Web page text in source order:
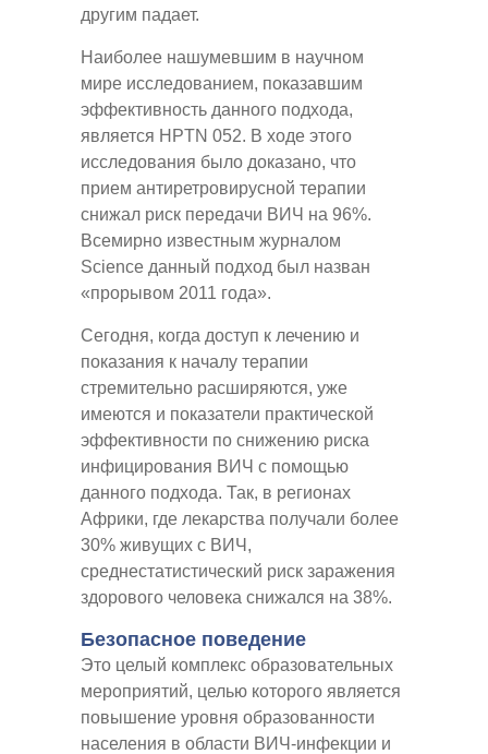
другим падает.
Наиболее нашумевшим в научном
мире исследованием, показавшим
эффективность данного подхода,
является HPTN 052. В ходе этого
исследования было доказано, что
прием антиретровирусной терапии
снижал риск передачи ВИЧ на 96%.
Всемирно известным журналом
Science данный подход был назван
«прорывом 2011 года».
Сегодня, когда доступ к лечению и
показания к началу терапии
стремительно расширяются, уже
имеются и показатели практической
эффективности по снижению риска
инфицирования ВИЧ с помощью
данного подхода. Так, в регионах
Африки, где лекарства получали более
30% живущих с ВИЧ,
среднестатистический риск заражения
здорового человека снижался на 38%.
Безопасное поведение
Это целый комплекс образовательных
мероприятий, целью которого является
повышение уровня образованности
населения в области ВИЧ-инфекции и